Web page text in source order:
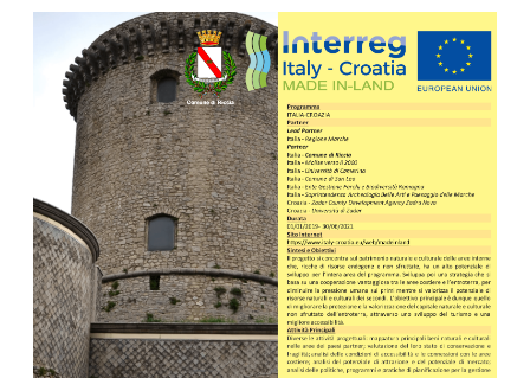
Italia-Croazia. Soggetto
Istituzionale di
riferimento Comune di
RICCIA (CB).